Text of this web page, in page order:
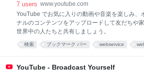
7 users www.youtube.com
YouTube でお気に入りの動画や音楽を楽しみ、
ナルのコンテンツをアップロードして友だちや家
世界中の人たちと共有しましょう。
検索 ブックマーク バー webservice
YouTube - Broadcast Yourself